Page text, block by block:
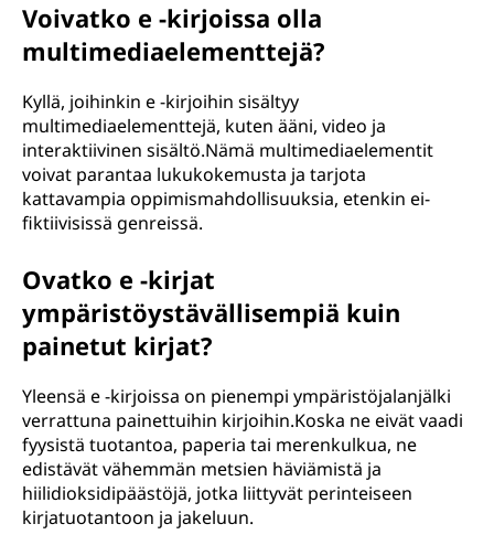
Voivatko e -kirjoissa olla
multimediaelementtejä?
Kyllä, joihinkin e -kirjoihin sisältyy
multimediaelementtejä, kuten ääni, video ja
interaktiivinen sisältö.Nämä multimediaelementit
voivat parantaa lukukokemusta ja tarjota
kattavampia oppimismahdollisuuksia, etenkin ei-
fiktiivisissä genreissä.
Ovatko e -kirjat
ympäristöystävällisempiä kuin
painetut kirjat?
Yleensä e -kirjoissa on pienempi ympäristöjalanjälki
verrattuna painettuihin kirjoihin.Koska ne eivät vaadi
fyysistä tuotantoa, paperia tai merenkulkua, ne
edistävät vähemmän metsien häviämistä ja
hiilidioksidipäästöjä, jotka liittyvät perinteiseen
kirjatuotantoon ja jakeluun.